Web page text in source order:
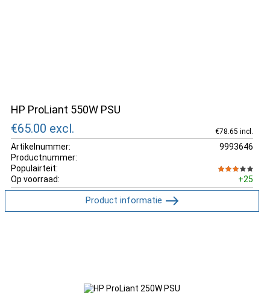
HP ProLiant 550W PSU
€65.00 excl. €78.65 incl.
Artikelnummer:
9993646
Productnummer:
Populairteit:
Op voorraad:
+25
Product informatie